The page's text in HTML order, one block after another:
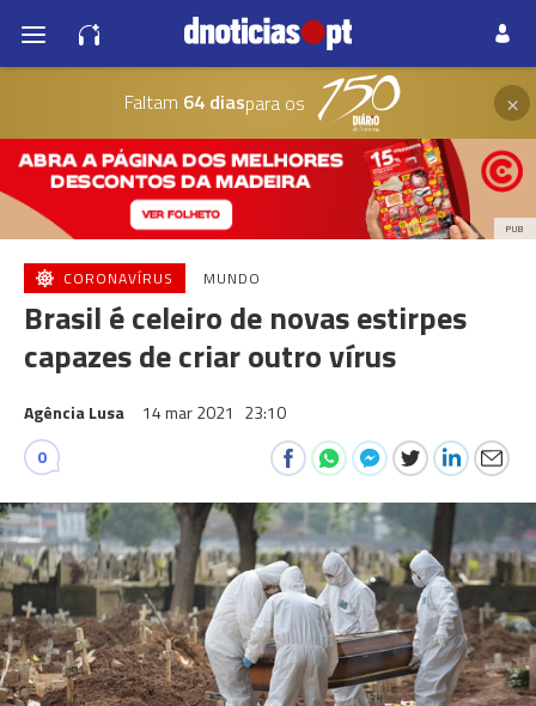
Faltam 64 diaspara os ×
PUB
CORONAVÍRUS MUNDO
Brasil é celeiro de novas estirpes
capazes de criar outro vírus
Agência Lusa 14 mar 2021 23:10
0